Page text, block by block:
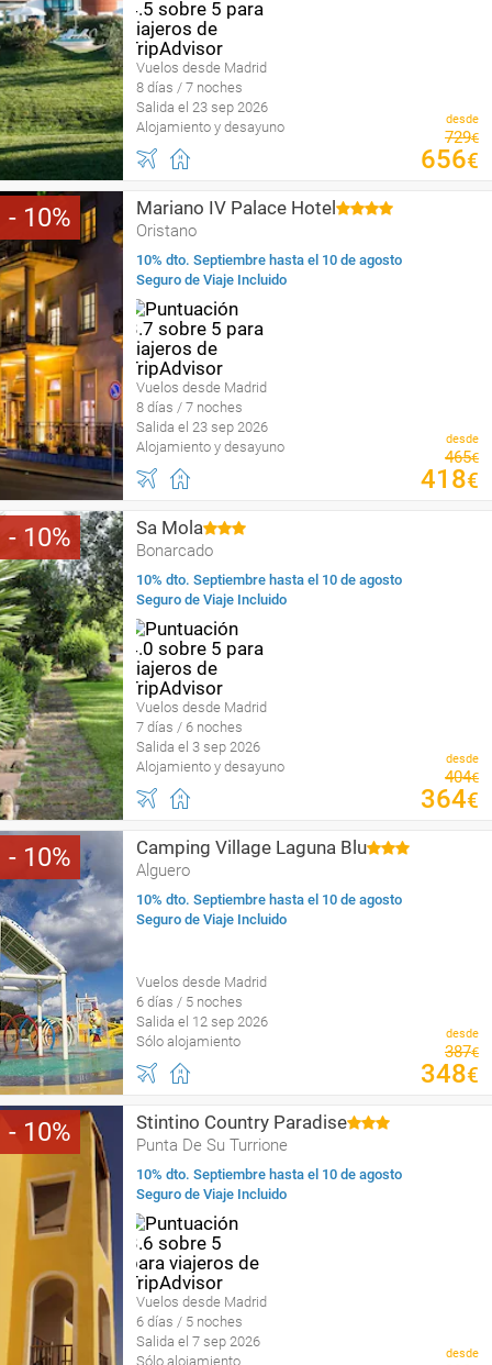
Vuelos desde Madrid
8 días / 7 noches
Salida el 23 sep 2026
Alojamiento y desayuno
desde
729€
656€
10 Mariano IV Palace Hotel
Oristano
10% dto. Septiembre hasta el 10 de agosto
Seguro de Viaje Incluido
Vuelos desde Madrid
8 días / 7 noches
Salida el 23 sep 2026
Alojamiento y desayuno
desde
465€
418€
10 Sa Mola
Bonarcado
10% dto. Septiembre hasta el 10 de agosto
Seguro de Viaje Incluido
Vuelos desde Madrid
7 días / 6 noches
Salida el 3 sep 2026
Alojamiento y desayuno
desde
404€
364€
10 Camping Village Laguna Blu
Alguero
10% dto. Septiembre hasta el 10 de agosto
Seguro de Viaje Incluido
Vuelos desde Madrid
6 días / 5 noches
Salida el 12 sep 2026
Sólo alojamiento
desde
387€
348€
10 Stintino Country Paradise
Punta De Su Turrione
10% dto. Septiembre hasta el 10 de agosto
Seguro de Viaje Incluido
Vuelos desde Madrid
6 días / 5 noches
Salida el 7 sep 2026
Sólo alojamiento
desde